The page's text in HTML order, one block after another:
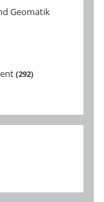
Geomatik
292